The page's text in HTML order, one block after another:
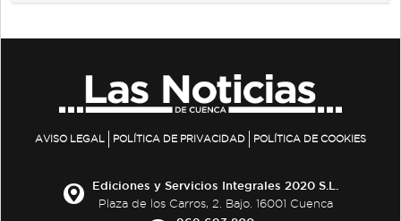
AVISO LEGAL POLÍTICA DE PRIVACIDAD POLÍTICA DE COOKIES
Ediciones y Servicios Integrales 2020 S.L.
Plaza de los Carros, 2. Bajo. 16001 Cuenca